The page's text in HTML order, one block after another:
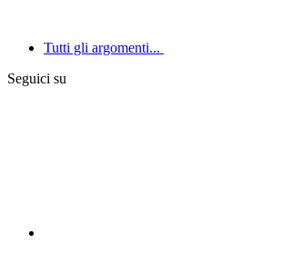
Tutti gli argomenti...
Seguici su